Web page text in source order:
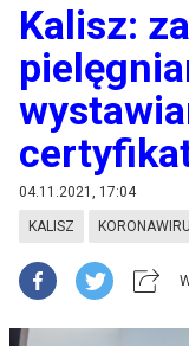
Kalisz:
04.11.2021, 17:04
KALISZ